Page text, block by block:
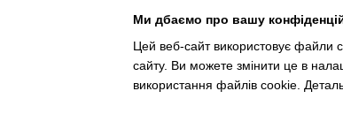
Ми дбаємо про вашу
Цей веб-сайт використовує файли
сайту. Ви можете змінити це в
використання файлів cookie.